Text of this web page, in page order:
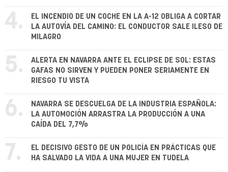
4.
EL INCENDIO DE UN COCHE EN LA A-12 OBLIGA A CORTAR
LA AUTOVÍA DEL CAMINO: EL CONDUCTOR SALE ILESO DE
MILAGRO
5.
ALERTA EN NAVARRA ANTE EL ECLIPSE DE SOL: ESTAS
GAFAS NO SIRVEN Y PUEDEN PONER SERIAMENTE EN
RIESGO TU VISTA
6.
NAVARRA SE DESCUELGA DE LA INDUSTRIA ESPAÑOLA:
LA AUTOMOCIÓN ARRASTRA LA PRODUCCIÓN A UNA
CAÍDA DEL 7,7%
7.
EL DECISIVO GESTO DE UN POLICÍA EN PRÁCTICAS QUE
HA SALVADO LA VIDA A UNA MUJER EN TUDELA